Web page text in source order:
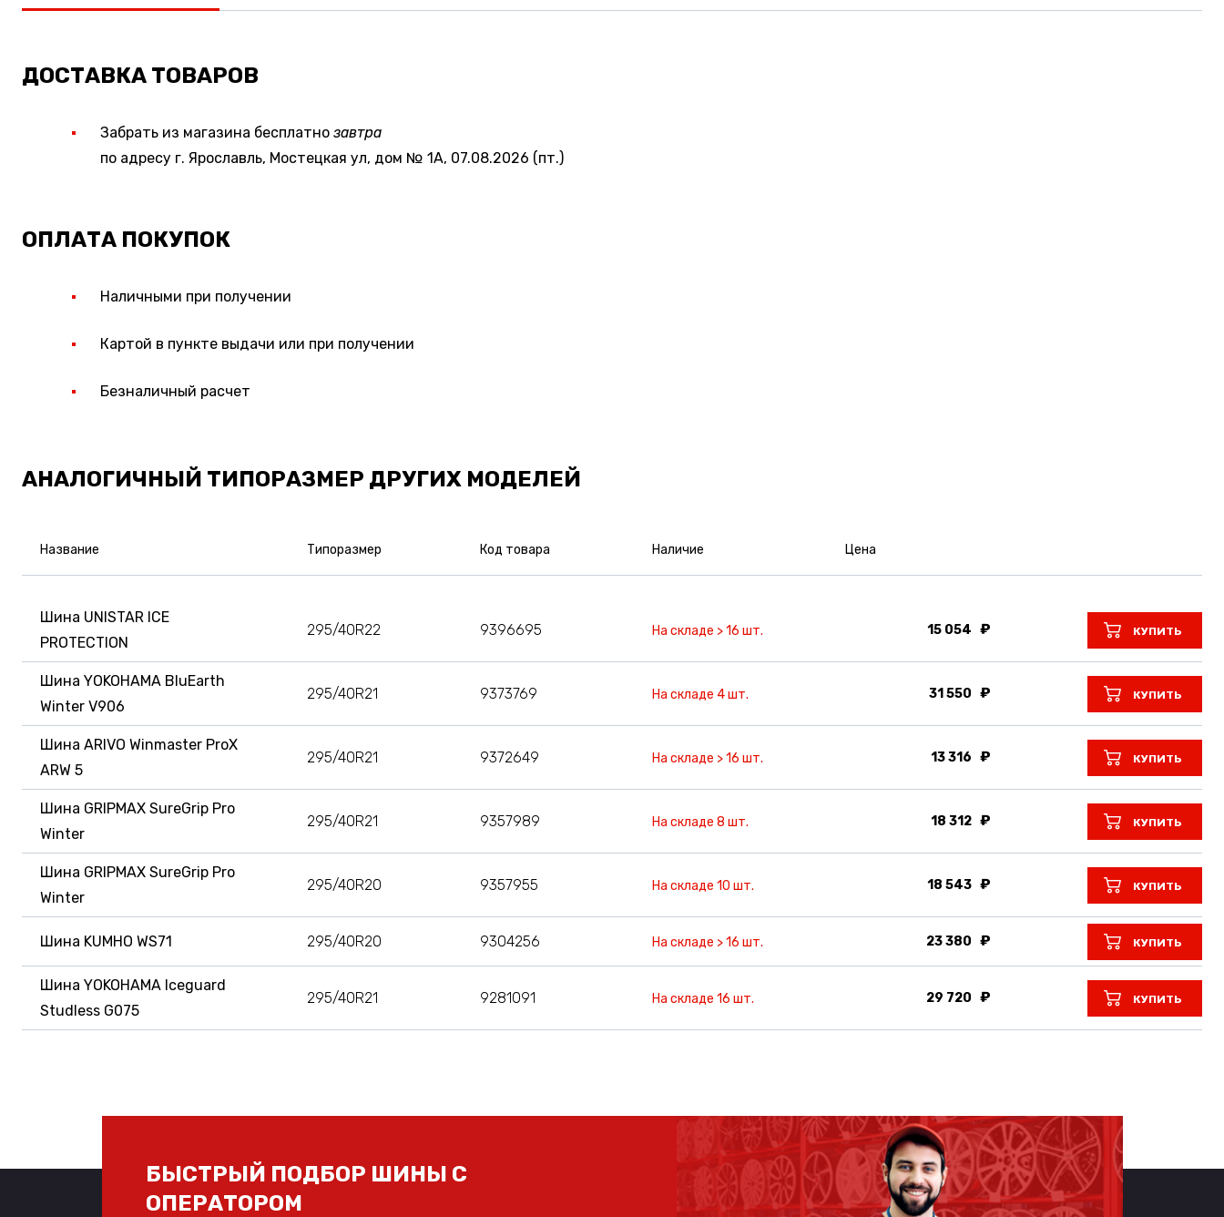
ДОСТАВКА ТОВАРОВ
Забрать из магазина бесплатно завтра
по адресу г. Ярославль, Мостецкая ул, дом № 1А, 07.08.2026 (пт.)
ОПЛАТА ПОКУПОК
Наличными при получении
Картой в пункте выдачи или при получении
Безналичный расчет
АНАЛОГИЧНЫЙ ТИПОРАЗМЕР ДРУГИХ МОДЕЛЕЙ
Название Типоразмер Код товара Наличие Цена
Шина UNISTAR ICE
PROTECTION
295/40R22 9396695 На складе > 16 шт. 15 054 КУПИТЬ
Шина YOKOHAMA BluEarth
Winter V906
295/40R21 9373769 На складе 4 шт. 31 550 КУПИТЬ
Шина ARIVO Winmaster ProX
ARW 5
295/40R21 9372649 На складе > 16 шт. 13 316 КУПИТЬ
Шина GRIPMAX SureGrip Pro
Winter
295/40R21 9357989 На складе 8 шт. 18 312 КУПИТЬ
Шина GRIPMAX SureGrip Pro
Winter
295/40R20 9357955 На складе 10 шт. 18 543 КУПИТЬ
Шина KUMHO WS71 295/40R20 9304256 На складе > 16 шт. 23 380 КУПИТЬ
Шина YOKOHAMA Iceguard
Studless G075
295/40R21 9281091 На складе 16 шт. 29 720 КУПИТЬ
БЫСТРЫЙ ПОДБОР ШИНЫ С
ОПЕРАТОРОМ